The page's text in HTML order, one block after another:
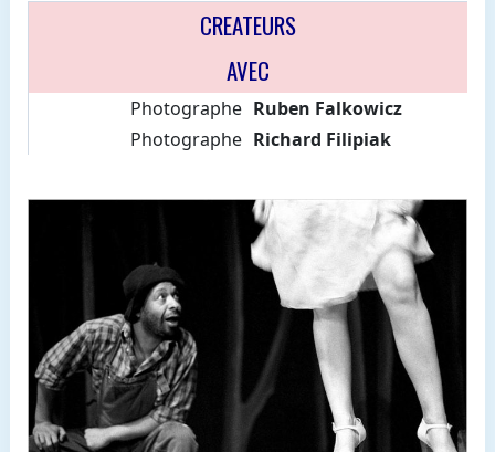
CREATEURS
AVEC
Photographe Ruben Falkowicz
Photographe Richard Filipiak